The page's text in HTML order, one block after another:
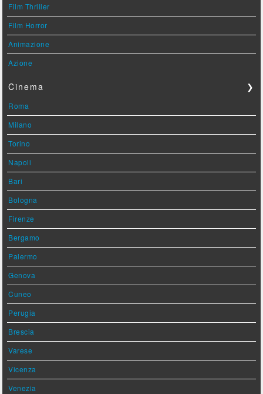
Film Thriller
Film Horror
Animazione
Azione
Cinema ❯
Roma
Milano
Torino
Napoli
Bari
Bologna
Firenze
Bergamo
Palermo
Genova
Cuneo
Perugia
Brescia
Varese
Vicenza
Venezia